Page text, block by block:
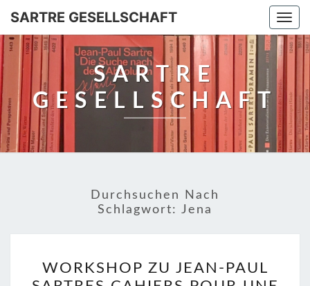
SARTRE GESELLSCHAFT
SARTRE
GESELLSCHAFT
Durchsuchen Nach
Schlagwort: Jena
ZU
WORKSHOP ZU JEAN-PAUL